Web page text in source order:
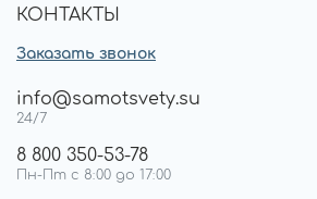
КОНТАКТЫ
Заказать звонок
info@samotsvety.su
24/7
8 800 350-53-78
Пн-Пт с 8:00 до 17:00